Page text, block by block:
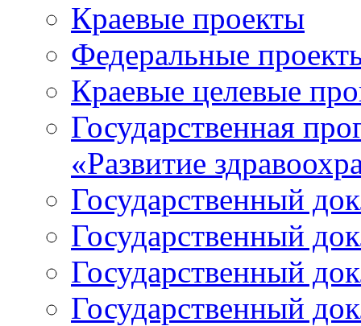
Краевые проекты
Федеральные
Краевые целевые
Государственная
«Развитие
Государственный
Государственный
Государственный
Государственный